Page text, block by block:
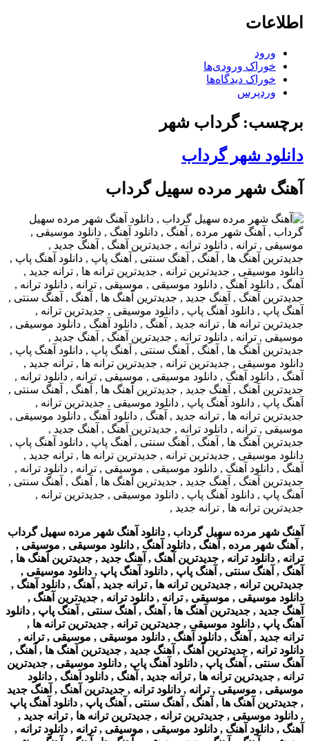
اطلاعات
ورود
خوراک ورودی‌ها
خوراک دیدگاه‌ها
وردپرس
برچسب: گرداب شهر
دانلود شهر گرداب
آهنگ شهر مرده سهیل گرداب
آهنگ شهر مرده سهیل گرداب , دانلود آهنگ شهر مرده سهیل گرداب
, آهنگ شهر مرده , آهنگ , دانلود آهنگ , دانلود موسیقی , موسیقی ,
ترانه , دانلود ترانه , جدیدترین آهنگ , آهنگ جدید , جدیدترین آهنگ ها ,
آهنگ , آهنگ سنتی , آهنگ پاپ , دانلود آهنگ پاپ , دانلود موسیقی ,
جدیدترین ترانه , جدیدترین ترانه ها , ترانه جدید , آهنگ , دانلود آهنگ ,
دانلود موسیقی , موسیقی , ترانه , دانلود ترانه , جدیدترین آهنگ ,
آهنگ جدید , جدیدترین آهنگ ها , آهنگ , آهنگ سنتی , آهنگ پاپ , دانلود
آهنگ پاپ , دانلود موسیقی , جدیدترین ترانه , جدیدترین ترانه ها ,
ترانه جدید , آهنگ , دانلود آهنگ , دانلود موسیقی , موسیقی , ترانه ,
دانلود ترانه , جدیدترین آهنگ , آهنگ جدید , جدیدترین آهنگ ها , آهنگ ,
آهنگ سنتی , آهنگ پاپ , دانلود آهنگ پاپ , دانلود موسیقی , جدیدترین
ترانه , جدیدترین ترانه ها , ترانه جدید , آهنگ , دانلود آهنگ , دانلود
موسیقی , موسیقی , ترانه , دانلود ترانه , جدیدترین آهنگ , آهنگ جدید
, جدیدترین آهنگ ها , آهنگ , آهنگ سنتی , آهنگ پاپ , دانلود آهنگ پاپ
, دانلود موسیقی , جدیدترین ترانه , جدیدترین ترانه ها , ترانه جدید ,
آهنگ , دانلود آهنگ , دانلود موسیقی , موسیقی , ترانه , دانلود ترانه ,